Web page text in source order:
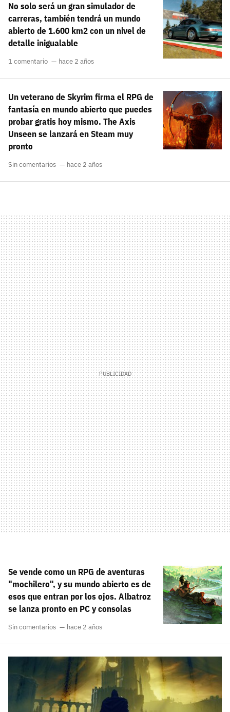
No solo será un gran simulador de
carreras, también tendrá un mundo
abierto de 1.600 km2 con un nivel de
detalle inigualable
1 comentario hace 2 años
Un veterano de Skyrim firma el RPG de
fantasía en mundo abierto que puedes
probar gratis hoy mismo. The Axis
Unseen se lanzará en Steam muy
pronto
Sin comentarios hace 2 años
Se vende como un RPG de aventuras
"mochilero", y su mundo abierto es de
esos que entran por los ojos. Albatroz
se lanza pronto en PC y consolas
Sin comentarios hace 2 años